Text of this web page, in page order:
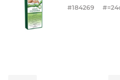
#184269